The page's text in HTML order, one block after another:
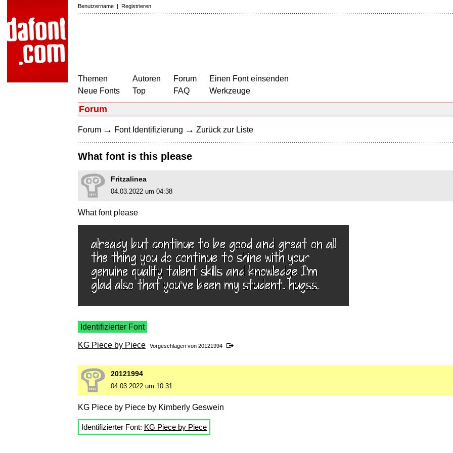
Benutzername | Registrieren
Themen
Neue Fonts
Autoren
Top
Forum
FAQ
Einen Font einsenden
Werkzeuge
Forum
Forum → Font Identifizierung → Zurück zur Liste
What font is this please
Fritzalinea
04.03.2022 um 04:38
What font please
Identifizierter Font
KG Piece by Piece Vorgeschlagen von 20121994
20121994
04.03.2022 um 10:31
KG Piece by Piece by Kimberly Geswein
Identifizierter Font: KG Piece by Piece